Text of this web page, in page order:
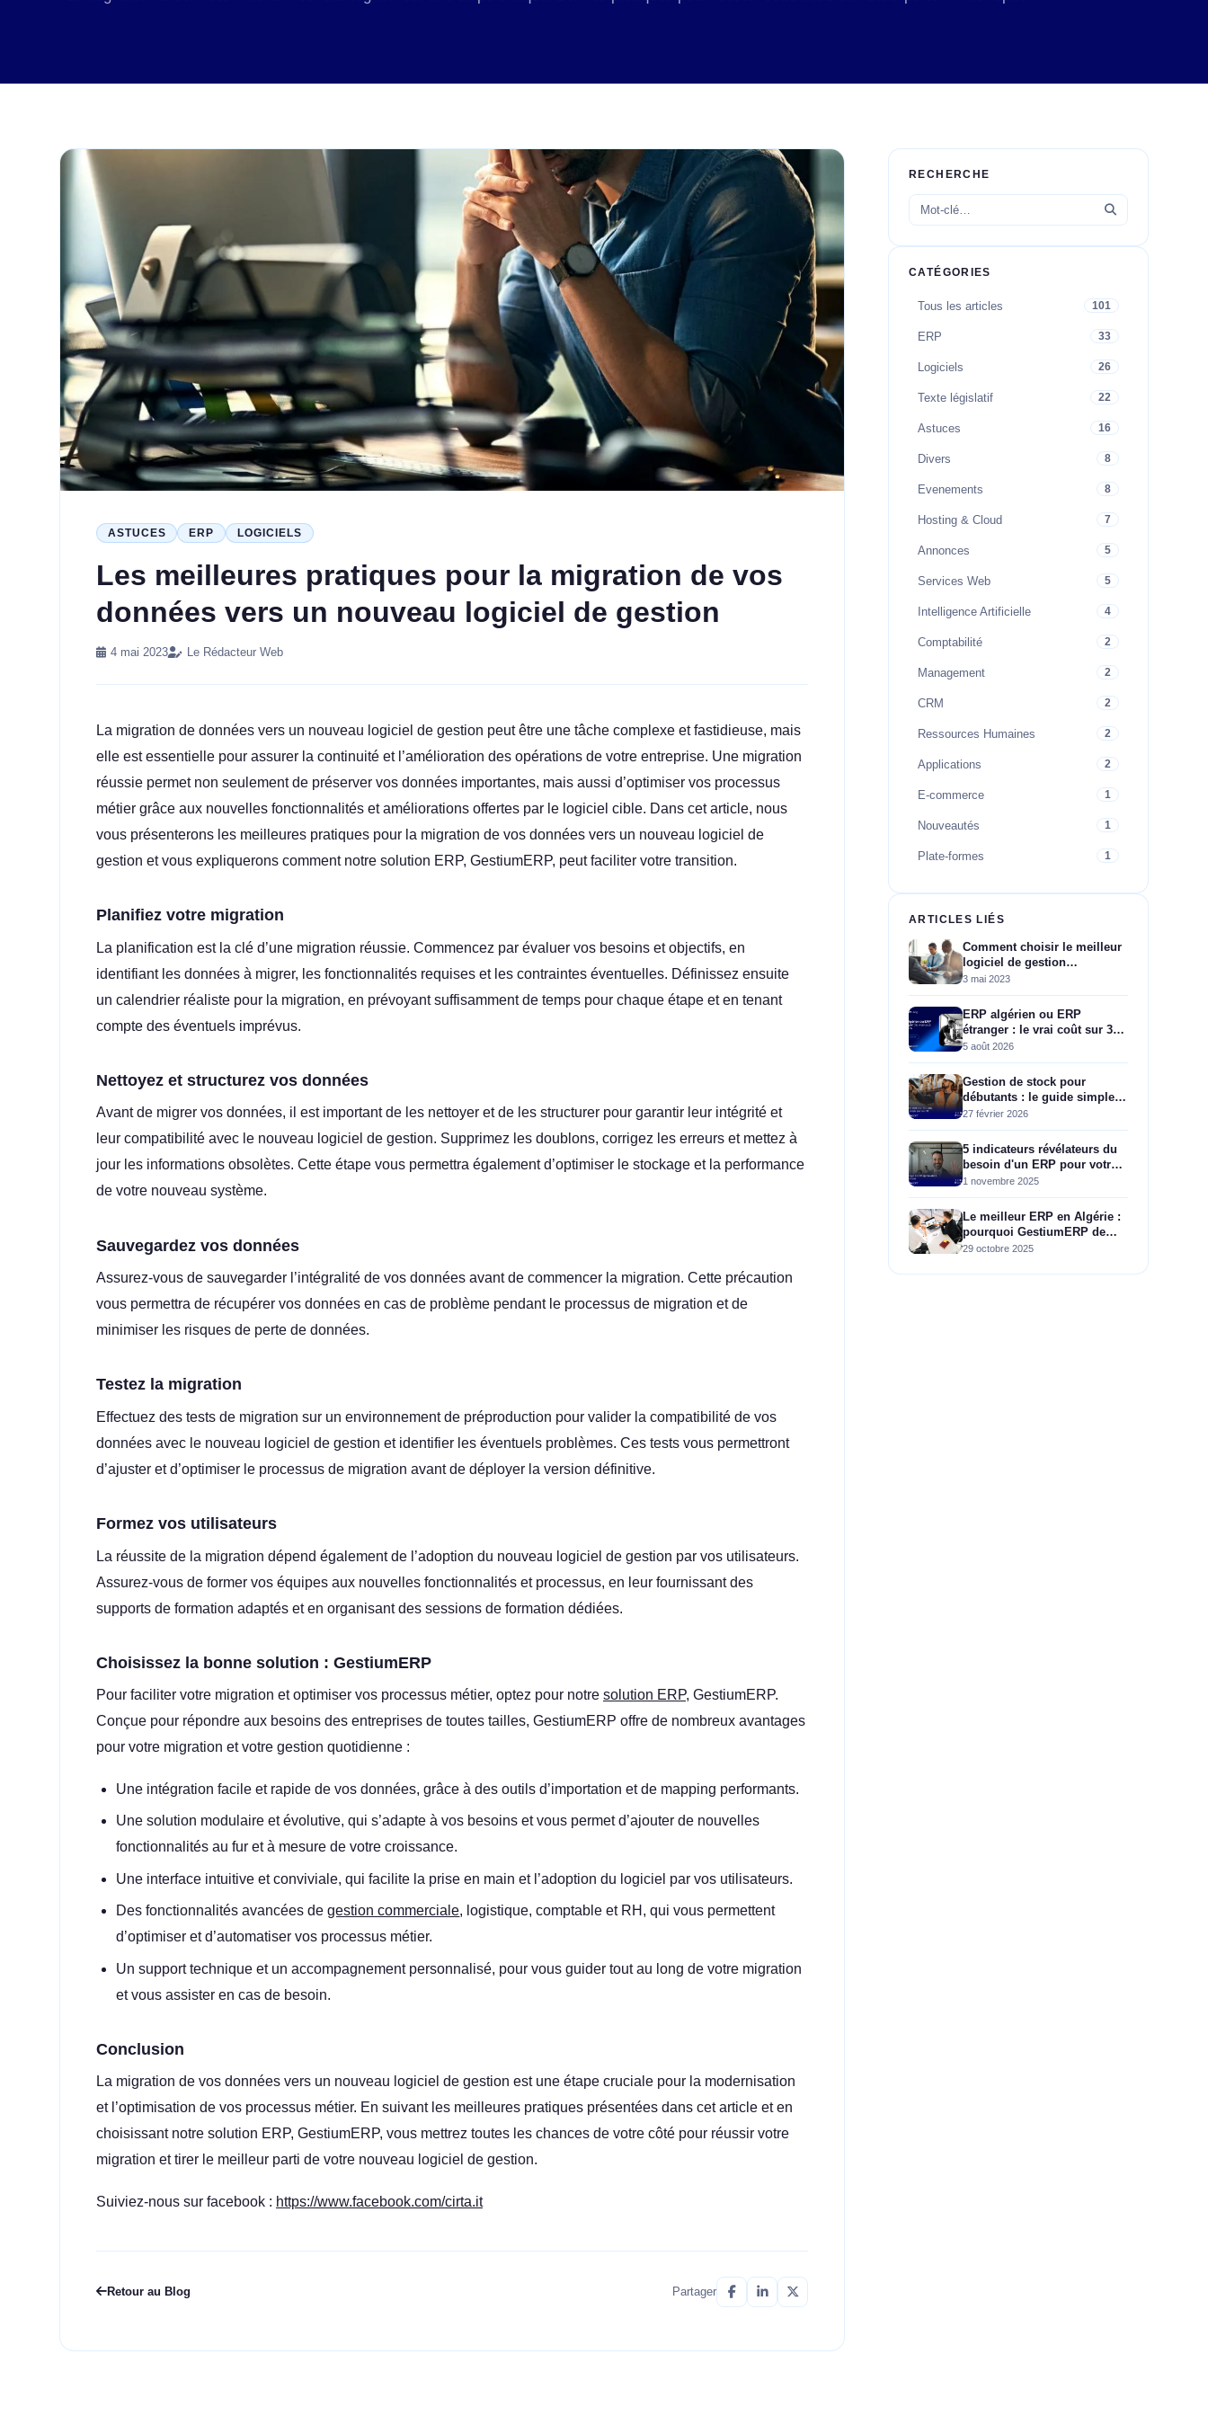
ASTUCES ERP LOGICIELS
Les meilleures pratiques pour la migration de vos
données vers un nouveau logiciel de gestion
4 mai 2023 Le Rédacteur Web
La migration de données vers un nouveau logiciel de gestion peut être une tâche complexe et fastidieuse, mais
elle est essentielle pour assurer la continuité et l’amélioration des opérations de votre entreprise. Une migration
réussie permet non seulement de préserver vos données importantes, mais aussi d’optimiser vos processus
métier grâce aux nouvelles fonctionnalités et améliorations offertes par le logiciel cible. Dans cet article, nous
vous présenterons les meilleures pratiques pour la migration de vos données vers un nouveau logiciel de
gestion et vous expliquerons comment notre solution ERP, GestiumERP, peut faciliter votre transition.
Planifiez votre migration
La planification est la clé d’une migration réussie. Commencez par évaluer vos besoins et objectifs, en
identifiant les données à migrer, les fonctionnalités requises et les contraintes éventuelles. Définissez ensuite
un calendrier réaliste pour la migration, en prévoyant suffisamment de temps pour chaque étape et en tenant
compte des éventuels imprévus.
Nettoyez et structurez vos données
Avant de migrer vos données, il est important de les nettoyer et de les structurer pour garantir leur intégrité et
leur compatibilité avec le nouveau logiciel de gestion. Supprimez les doublons, corrigez les erreurs et mettez à
jour les informations obsolètes. Cette étape vous permettra également d’optimiser le stockage et la performance
de votre nouveau système.
Sauvegardez vos données
Assurez-vous de sauvegarder l’intégralité de vos données avant de commencer la migration. Cette précaution
vous permettra de récupérer vos données en cas de problème pendant le processus de migration et de
minimiser les risques de perte de données.
Testez la migration
Effectuez des tests de migration sur un environnement de préproduction pour valider la compatibilité de vos
données avec le nouveau logiciel de gestion et identifier les éventuels problèmes. Ces tests vous permettront
d’ajuster et d’optimiser le processus de migration avant de déployer la version définitive.
Formez vos utilisateurs
La réussite de la migration dépend également de l’adoption du nouveau logiciel de gestion par vos utilisateurs.
Assurez-vous de former vos équipes aux nouvelles fonctionnalités et processus, en leur fournissant des
supports de formation adaptés et en organisant des sessions de formation dédiées.
Choisissez la bonne solution : GestiumERP
Pour faciliter votre migration et optimiser vos processus métier, optez pour notre solution ERP, GestiumERP.
Conçue pour répondre aux besoins des entreprises de toutes tailles, GestiumERP offre de nombreux avantages
pour votre migration et votre gestion quotidienne :
Une intégration facile et rapide de vos données, grâce à des outils d’importation et de mapping performants.
Une solution modulaire et évolutive, qui s’adapte à vos besoins et vous permet d’ajouter de nouvelles
fonctionnalités au fur et à mesure de votre croissance.
Une interface intuitive et conviviale, qui facilite la prise en main et l’adoption du logiciel par vos utilisateurs.
Des fonctionnalités avancées degestion commerciale, logistique, comptable et RH, qui vous permettent
d’optimiser et d’automatiser vos processus métier.
Un support technique et un accompagnement personnalisé, pour vous guider tout au long de votre migration
et vous assister en cas de besoin.
Conclusion
La migration de vos données vers un nouveau logiciel de gestion est une étape cruciale pour la modernisation
et l’optimisation de vos processus métier. En suivant les meilleures pratiques présentées dans cet article et en
choisissant notre solution ERP, GestiumERP, vous mettrez toutes les chances de votre côté pour réussir votre
migration et tirer le meilleur parti de votre nouveau logiciel de gestion.
Suiviez-nous sur facebook : https://www.facebook.com/cirta.it
Retour au Blog Partager
RECHERCHE
CATÉGORIES
Tous les articles 101
ERP 33
Logiciels 26
Texte législatif 22
Astuces 16
Divers 8
Evenements 8
Hosting & Cloud 7
Annonces 5
Services Web 5
Intelligence Artificielle 4
Comptabilité 2
Management 2
CRM 2
Ressources Humaines 2
Applications 2
E-commerce 1
Nouveautés 1
Plate-formes 1
ARTICLES LIÉS
Comment choisir le meilleur
logiciel de gestion
commerciale pour votre
entreprise ?
3 mai 2023
ERP algérien ou ERP
étranger : le vrai coût sur 3
ans
5 août 2026
Gestion de stock pour
débutants : le guide simple
pour les PME
27 février 2026
5 indicateurs révélateurs du
besoin d'un ERP pour votre
entreprise algérienne
1 novembre 2025
Le meilleur ERP en Algérie :
pourquoi GestiumERP de
CIRTASOFT s'impose
29 octobre 2025